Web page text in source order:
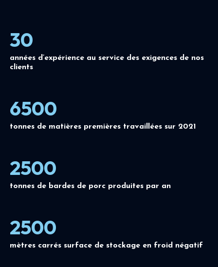
30
années d’expérience au service des exigences de nos
clients
6500
tonnes de matières premières travaillées sur 2021
2500
tonnes de bardes de porc produites par an
2500
mètres carrés surface de stockage en froid négatif